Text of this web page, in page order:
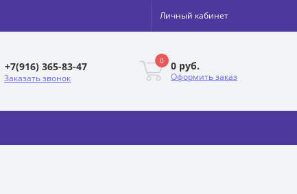
Личный кабинет
+7(916) 365-83-47
Заказать звонок
0 0 руб.
Оформить заказ